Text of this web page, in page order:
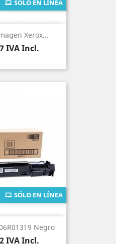
Xerox...
IVA Incl.
SÓLO EN LÍNEA
Negro
IVA Incl.
SÓLO EN LÍNEA